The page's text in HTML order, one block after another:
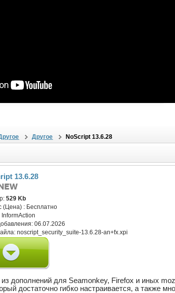
Другое NoScript 13.6.28
13.6.28
529 Kb
(Цена) : Бесплатно
InformAction
06.07.2026
noscript_security_suite-13.6.28-an+fx.xpi
дополнений для Seamonkey, Firefox и иных
достаточно гибко настраивается, а также